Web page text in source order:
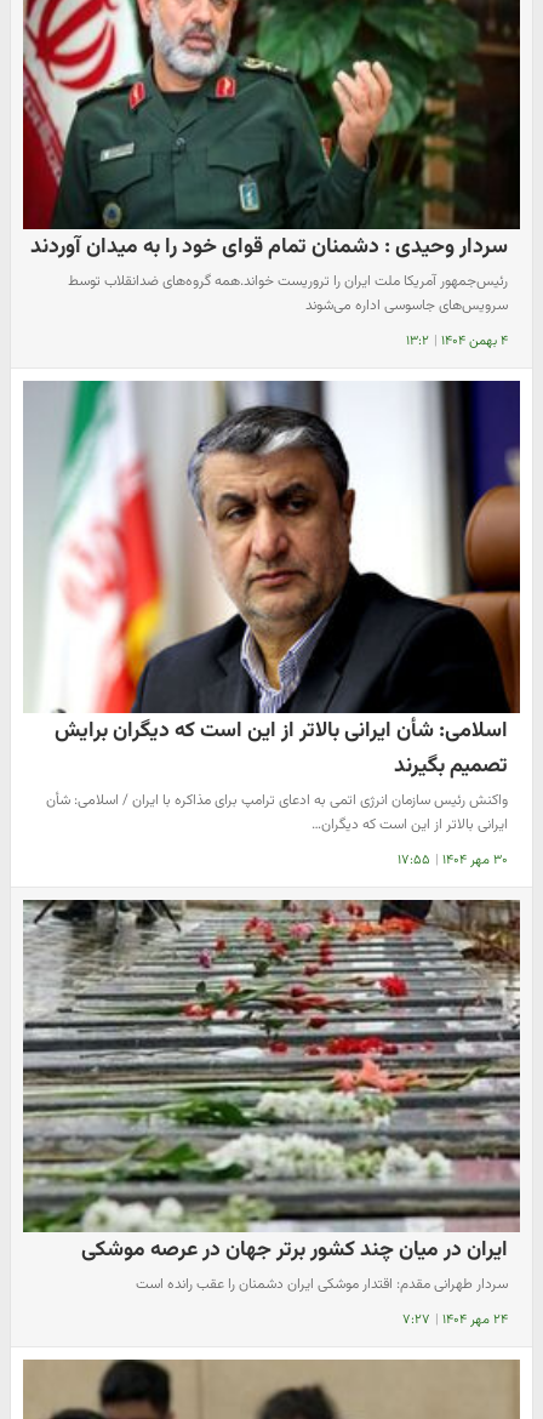
سردار وحیدی : دشمنان تمام قوای خود را به میدان آوردند
رئیس‌جمهور آمریکا ملت ایران را تروریست خواند.همه گروه‌های ضدانقلاب توسط
سرویس‌های جاسوسی اداره می‌شوند
۴ بهمن ۱۴۰۴ | ۱۳:۲
اسلامی: شأن ایرانی بالاتر از این است که دیگران برایش
تصمیم بگیرند
واکنش رئیس سازمان انرژی اتمی به ادعای ترامپ برای مذاکره با ایران / اسلامی: شأن
ایرانی بالاتر از این است که دیگران…
۳۰ مهر ۱۴۰۴ | ۱۷:۵۵
ایران در میان چند کشور برتر جهان در عرصه موشکی
سردار طهرانی مقدم: اقتدار موشکی ایران دشمنان را عقب رانده است
۲۴ مهر ۱۴۰۴ | ۷:۲۷